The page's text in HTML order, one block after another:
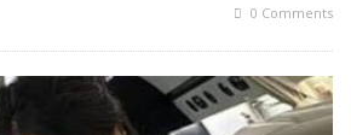
0 Comments